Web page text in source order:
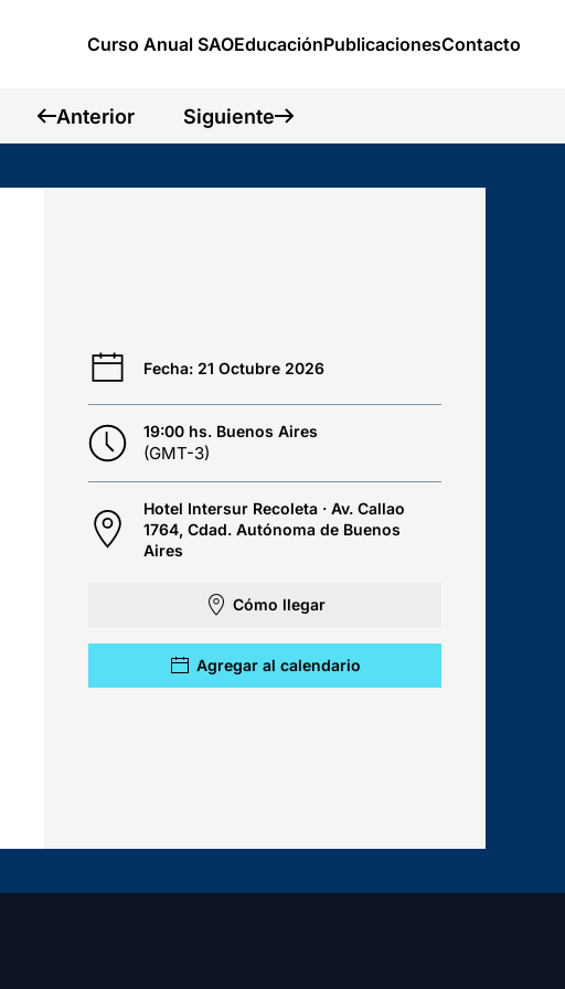
Curso Anual SAOEducaciónPublicacionesContacto
Anterior Siguiente
Fecha: 21 Octubre 2026
19:00 hs. Buenos Aires
(GMT-3)
Hotel Intersur Recoleta · Av. Callao
1764, Cdad. Autónoma de Buenos
Aires
Cómo llegar
Agregar al calendario